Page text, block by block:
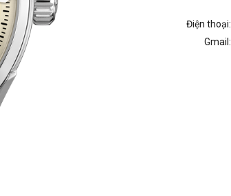
Điện thoại:
Gmail: